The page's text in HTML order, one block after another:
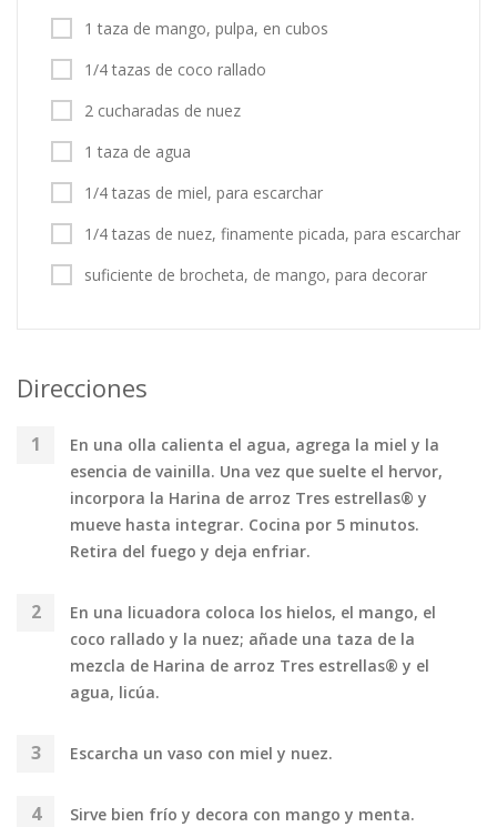
1 taza de mango, pulpa, en cubos
1/4 tazas de coco rallado
2 cucharadas de nuez
1 taza de agua
1/4 tazas de miel, para escarchar
1/4 tazas de nuez, finamente picada, para escarchar
suficiente de brocheta, de mango, para decorar
Direcciones
En una olla calienta el agua, agrega la miel y la
esencia de vainilla. Una vez que suelte el hervor,
incorpora la Harina de arroz Tres estrellas® y
mueve hasta integrar. Cocina por 5 minutos.
Retira del fuego y deja enfriar.
En una licuadora coloca los hielos, el mango, el
coco rallado y la nuez; añade una taza de la
mezcla de Harina de arroz Tres estrellas® y el
agua, licúa.
Escarcha un vaso con miel y nuez.
Sirve bien frío y decora con mango y menta.